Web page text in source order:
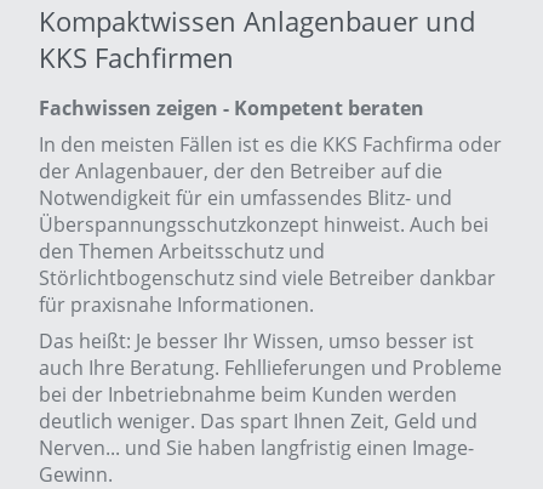
Kompaktwissen Anlagenbauer und
KKS Fachfirmen
Fachwissen zeigen - Kompetent beraten
In den meisten Fällen ist es die KKS Fachfirma oder
der Anlagenbauer, der den Betreiber auf die
Notwendigkeit für ein umfassendes Blitz- und
Überspannungsschutzkonzept hinweist. Auch bei
den Themen Arbeitsschutz und
Störlichtbogenschutz sind viele Betreiber dankbar
für praxisnahe Informationen.
Das heißt: Je besser Ihr Wissen, umso besser ist
auch Ihre Beratung. Fehllieferungen und Probleme
bei der Inbetriebnahme beim Kunden werden
deutlich weniger. Das spart Ihnen Zeit, Geld und
Nerven... und Sie haben langfristig einen Image-
Gewinn.